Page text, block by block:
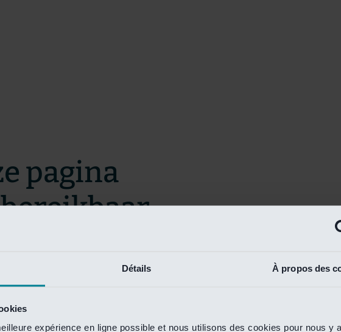
Détails À propos des
expérience en ligne possible et nous utilisons des cookies pour nous y
pagina
zo snel mogelijk te verhelpen.
te krijgen.